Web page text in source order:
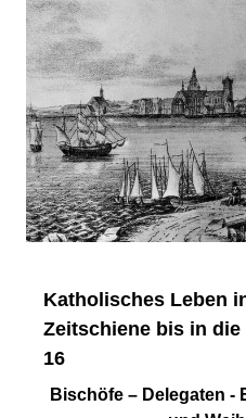
Katholisches Leben
Zeitschiene bis in
16
Bischöfe – Delegaten -